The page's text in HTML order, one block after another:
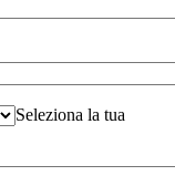
Seleziona la tua